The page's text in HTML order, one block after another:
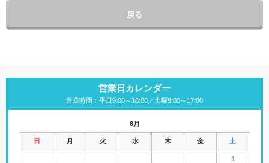
戻る
営業日カレンダー
営業時間：平日9:00～18:00／土曜9:00～17:00
8月
日 月 火 水 木 金 土
1